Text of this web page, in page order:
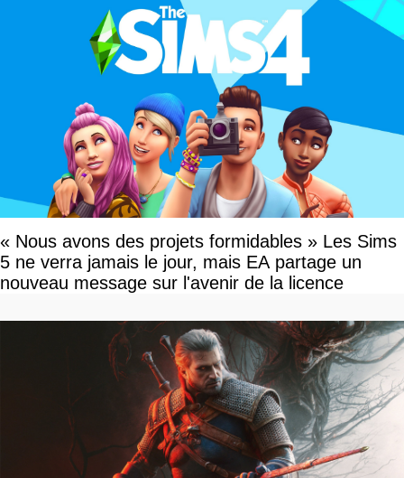
« Nous avons des projets formidables » Les Sims
5 ne verra jamais le jour, mais EA partage un
nouveau message sur l'avenir de la licence